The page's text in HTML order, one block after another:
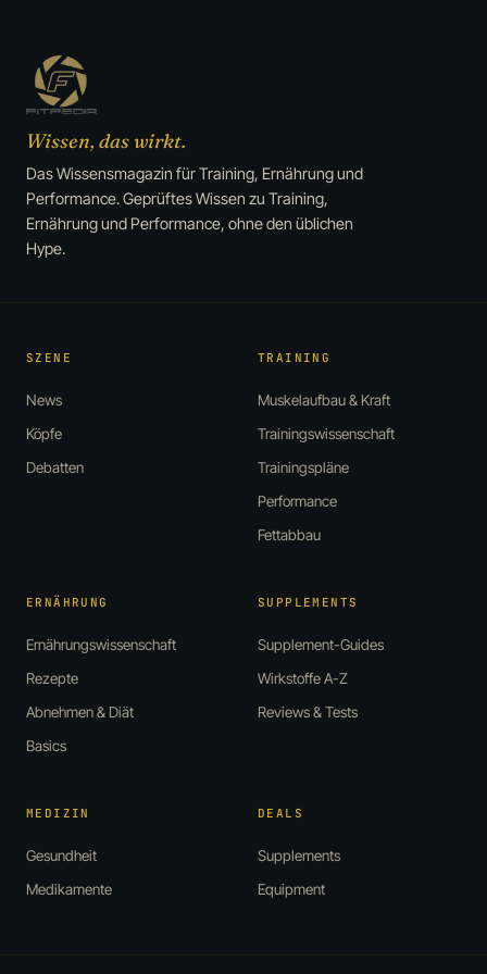
Wissen, das wirkt.
Das Wissensmagazin für Training, Ernährung und
Performance. Geprüftes Wissen zu Training,
Ernährung und Performance, ohne den üblichen
Hype.
SZENE
News
Köpfe
Debatten
TRAINING
Muskelaufbau & Kraft
Trainingswissenschaft
Trainingspläne
Performance
Fettabbau
ERNÄHRUNG
Ernährungswissenschaft
Rezepte
Abnehmen & Diät
Basics
SUPPLEMENTS
Supplement-Guides
Wirkstoffe A-Z
Reviews & Tests
MEDIZIN
Gesundheit
Medikamente
DEALS
Supplements
Equipment